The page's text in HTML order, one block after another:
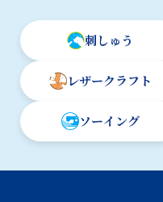
刺しゅう
レザークラフト
ソーイング